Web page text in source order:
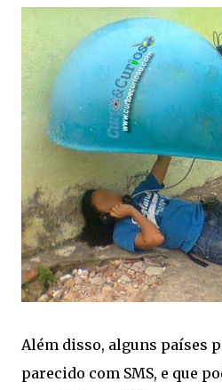
Além disso, alguns países
parecido com SMS, e que